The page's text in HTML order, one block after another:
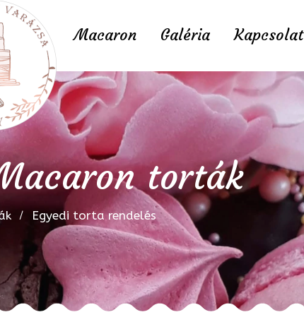
Macaron Galéria Kapcsolat
torták
Egyedi torta rendelés